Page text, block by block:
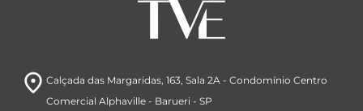
room Calçada das Margaridas, 163, Sala 2A- Condomínio Centro
Comercial Alphaville- Barueri - SP